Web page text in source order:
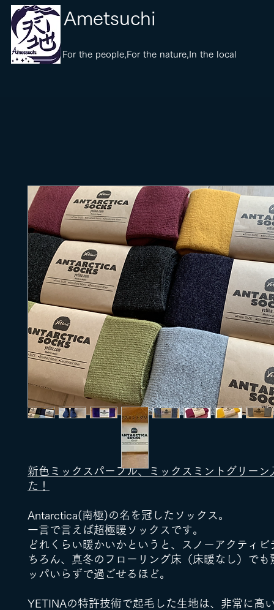
​Ametsuchi
​For the people,For the nature,In the local
新色ミックスパープル、ミックスミントグリーン
た！
Antarctica(南極)の名を冠したソックス。
一言で言えば超極暖ソックスです。
どれくらい暖かいかというと、スノーアクティビ
ちろん、真冬のフローリング床（床暖なし）でも
ッパいらずで過ごせるほど。
YETINAの特許技術で起毛した生地は、非常に高